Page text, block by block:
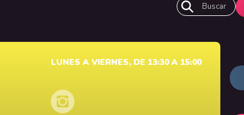
Buscar
LUNES A VIERNES, DE 13:30 A 15:00